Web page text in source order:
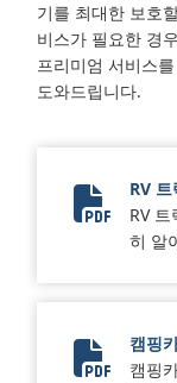
기를 최대한 보호
비스가 필요한 경
프리미엄 서비스
도와드립니다.
2024
RV
RV
히 알
2024
캠핑
캠핑